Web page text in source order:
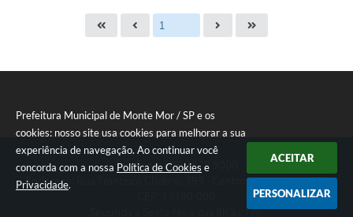
Prefeitura Municipal de Monte Mor / SP e os
cookies: nosso site usa cookies para melhorar a sua
experiência de navegação. Ao continuar você
concorda com a nossa Política de Cookies e
Privacidade.
ACEITAR
PERSONALIZAR
Telefone: (19) 3879 9000
Endereço: Rua Francisco Glicério, 399 - Centro Monte Mor - SP |
Segunda a Sexta-feira das 8h às 17h